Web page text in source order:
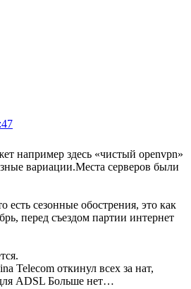
например здесь «чистый openvpn»
вариации.Места серверов были
сезонные обострения, это как
перед съездом партии интернет
Telecom откинул всех за нат,
ADSL Больше нет…